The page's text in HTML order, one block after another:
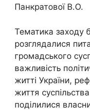
Панкратової В.О.
Тематика заходу
розглядалися
громадського
важливість
житті України,
життя
поділилися